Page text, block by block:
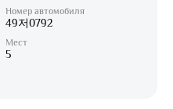
Номер автомобиля
49저0792
Мест
5